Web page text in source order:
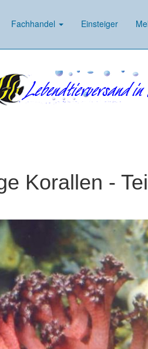
Fachhandel Einsteiger
Korallen -